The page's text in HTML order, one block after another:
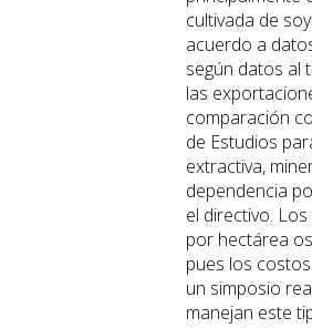
cultivada de
acuerdo a
según datos al
las
comparación
de Estudios
extractiva,
dependencia
el directivo.
por hectárea
pues los
un simposio
manejan este